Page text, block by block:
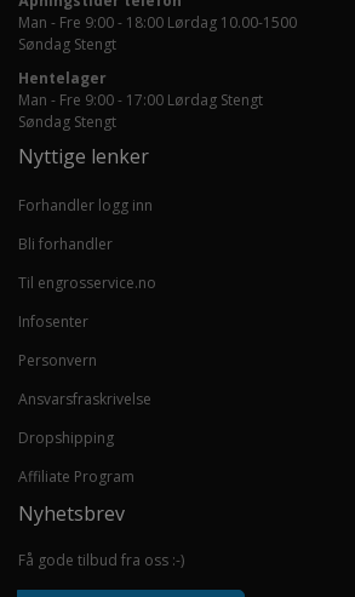
Man - Fre 9:00 - 18:00 Lørdag 10.00-1500
Søndag Stengt
Hentelager
Man - Fre 9:00 - 17:00 Lørdag Stengt
Søndag Stengt
Nyttige lenker
Forhandler logg inn
Bli forhandler
Til engrosservice.no
Infosenter
Personvern
Ansvarsfraskrivelse
Dropshipping
Affiliate Program
Nyhetsbrev
Få gode tilbud fra oss :-)